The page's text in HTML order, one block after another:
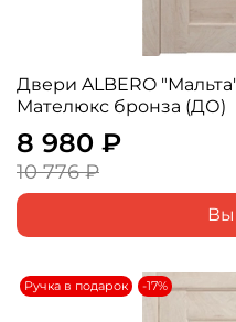
Двери ALBERO
Мателюкс бронза (ДО)
8 980 ₽
10 776 ₽
Ручка в подарок -17%